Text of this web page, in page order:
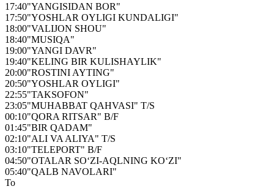
17:40"YANGISIDAN BOR"
17:50"YOSHLAR OYLIGI KUNDALIGI"
18:00"VALIJON SHOU"
18:40"MUSIQA"
19:00"YANGI DAVR"
19:40"KELING BIR KULISHAYLIK"
20:00"ROSTINI AYTING"
20:50"YOSHLAR OYLIGI"
22:55"TAKSOFON"
23:05"MUHABBAT QAHVASI" T/S
00:10"QORA RITSAR" B/F
01:45"BIR QADAM"
02:10"ALI VA ALIYA" T/S
03:10"TELEPORT" B/F
04:50"OTALAR SO‘ZI-AQLNING KO‘ZI"
05:40"QALB NAVOLARI"
To